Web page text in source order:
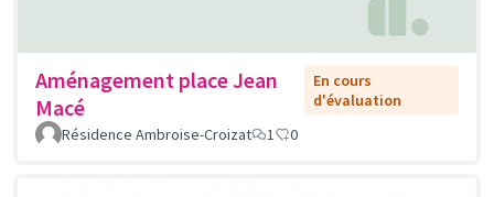
Aménagement place Jean
Macé
En cours
d'évaluation
Résidence Ambroise-Croizat
1 0